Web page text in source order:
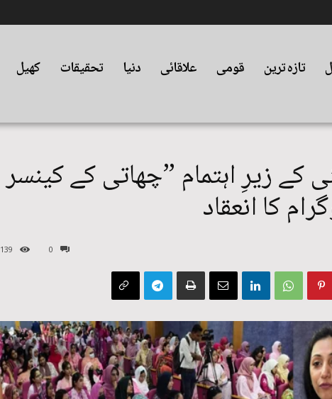
تازہ ترین قومی علاقائی دنیا تحقیقات کھیل
کے زیرِ اہتمام ”چھاتی کے کینسر
کا انعقاد
0
139